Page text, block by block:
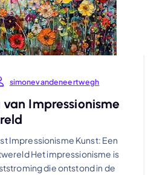
simonevandeneertwegh
van Impressionisme
Impressionisme Kunst: Een
Het impressionisme is
die ontstond in de